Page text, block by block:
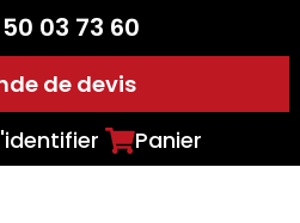
03 73 60
de devis
Panier